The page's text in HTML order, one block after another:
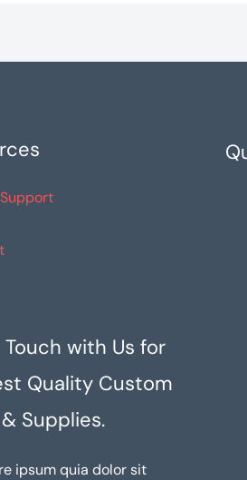
with Us for
Quality Custom
Supplies.
ipsum quia dolor sit